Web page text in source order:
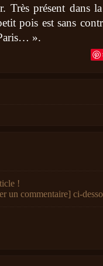
Très présent dans
pois est sans
».
!
un commentaire] ci-